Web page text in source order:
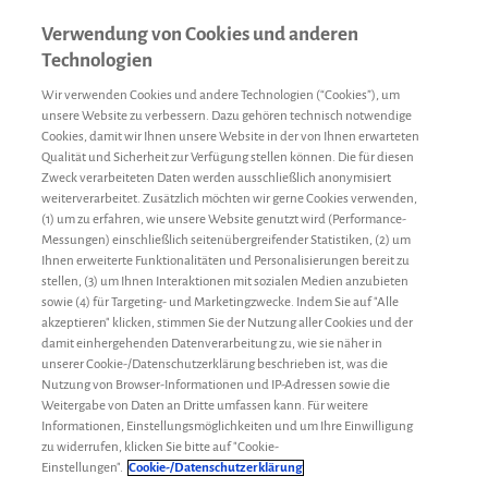
Sport & Ernährung Gastbeiträge 5. September 2019
Meine Top-5-Aktivitäten als Hämophilie-
Verwendung von Cookies und anderen
Technologien
Wir verwenden Cookies und andere Technologien (“Cookies”), um
unsere Website zu verbessern. Dazu gehören technisch notwendige
Cookies, damit wir Ihnen unsere Website in der von Ihnen erwarteten
Qualität und Sicherheit zur Verfügung stellen können. Die für diesen
Zweck verarbeiteten Daten werden ausschließlich anonymisiert
weiterverarbeitet. Zusätzlich möchten wir gerne Cookies verwenden,
(1) um zu erfahren, wie unsere Website genutzt wird (Performance-
Messungen) einschließlich seitenübergreifender Statistiken, (2) um
Ihnen erweiterte Funktionalitäten und Personalisierungen bereit zu
stellen, (3) um Ihnen Interaktionen mit sozialen Medien anzubieten
sowie (4) für Targeting- und Marketingzwecke. Indem Sie auf "Alle
akzeptieren" klicken, stimmen Sie der Nutzung aller Cookies und der
damit einhergehenden Datenverarbeitung zu, wie sie näher in
unserer Cookie-/Datenschutzerklärung beschrieben ist, was die
Nutzung von Browser-Informationen und IP-Adressen sowie die
Weitergabe von Daten an Dritte umfassen kann. Für weitere
Informationen, Einstellungsmöglichkeiten und um Ihre Einwilligung
zu widerrufen, klicken Sie bitte auf "Cookie-
Einstellungen". Cookie-/Datenschutzerklärung